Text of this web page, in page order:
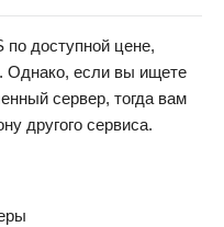
доступной цене,
Однако, если вы ищете
сервер, тогда вам
другого сервиса.